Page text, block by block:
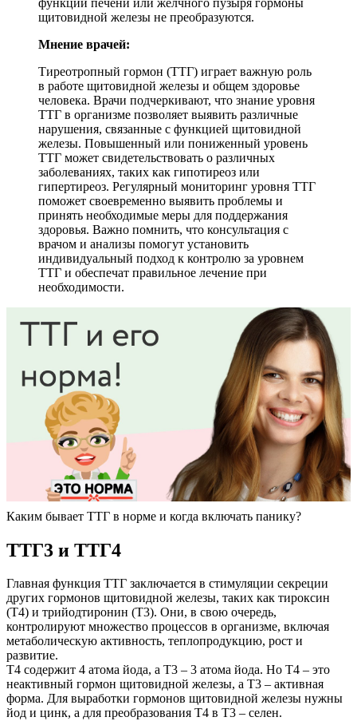
щитовидной железы не преобразуются.
Мнение врачей:
Тиреотропный гормон (ТТГ) играет важную роль
в работе щитовидной железы и общем здоровье
человека. Врачи подчеркивают, что знание уровня
ТТГ в организме позволяет выявить различные
нарушения, связанные с функцией щитовидной
железы. Повышенный или пониженный уровень
ТТГ может свидетельствовать о различных
заболеваниях, таких как гипотиреоз или
гипертиреоз. Регулярный мониторинг уровня ТТГ
поможет своевременно выявить проблемы и
принять необходимые меры для поддержания
здоровья. Важно помнить, что консультация с
врачом и анализы помогут установить
индивидуальный подход к контролю за уровнем
ТТГ и обеспечат правильное лечение при
необходимости.
Каким бывает ТТГ в норме и когда включать панику?
ТТГ3 и ТТГ4
Главная функция ТТГ заключается в стимуляции секреции
других гормонов щитовидной железы, таких как тироксин
(Т4) и трийодтиронин (Т3). Они, в свою очередь,
контролируют множество процессов в организме, включая
метаболическую активность, теплопродукцию, рост и
развитие.
Т4 содержит 4 атома йода, а Т3 – 3 атома йода. Но Т4 – это
неактивный гормон щитовидной железы, а Т3 – активная
форма. Для выработки гормонов щитовидной железы нужны
йод и цинк, а для преобразования Т4 в Т3 – селен.